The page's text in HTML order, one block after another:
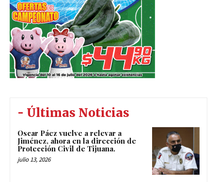
- Últimas Noticias
Oscar Páez vuelve a relevar a
Jiménez, ahora en la dirección de
Protección Civil de Tijuana.
julio 13, 2026